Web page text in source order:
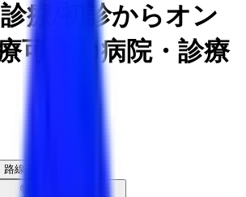
療/初診からオン
可
の病院・診療
路線・駅
特徴からさがす